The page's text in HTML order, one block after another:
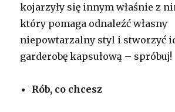
kojarzyły się innym właśnie z
który pomaga odnaleźć własny
niepowtarzalny styl i stworzyć
garderobę kapsułową – spróbuj!
Rób, co chcesz